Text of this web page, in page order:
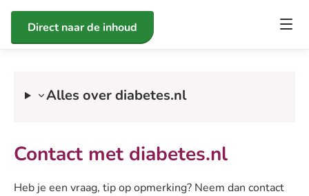
Direct naar de inhoud
Alles over diabetes.nl
Contact met diabetes.nl
Heb je een vraag, tip op opmerking? Neem dan contact